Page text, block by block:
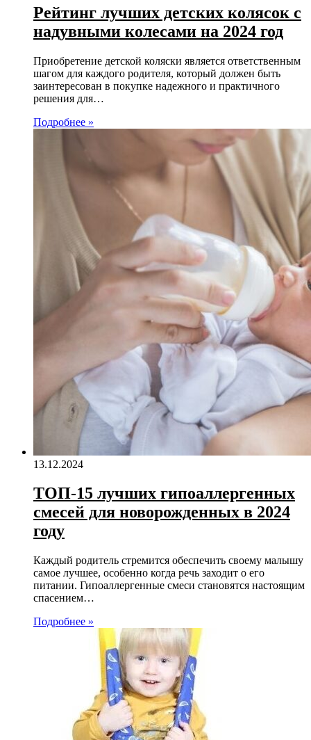
Рейтинг лучших детских колясок с
надувными колесами на 2024 год
Приобретение детской коляски является ответственным
шагом для каждого родителя, который должен быть
заинтересован в покупке надежного и практичного
решения для…
Подробнее »
13.12.2024
ТОП-15 лучших гипоаллергенных
смесей для новорожденных в 2024
году
Каждый родитель стремится обеспечить своему малышу
самое лучшее, особенно когда речь заходит о его
питании. Гипоаллергенные смеси становятся настоящим
спасением…
Подробнее »